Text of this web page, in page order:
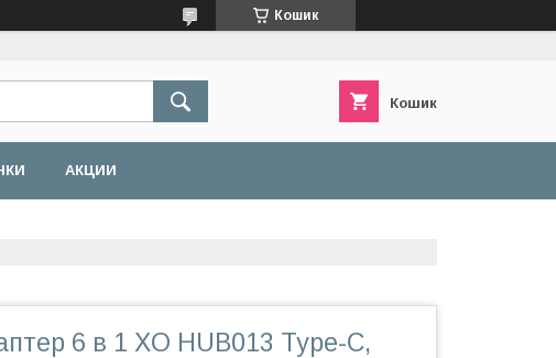
Кошик
Кошик
АКЦИИ
6 в 1 XO HUB013 Type-C,